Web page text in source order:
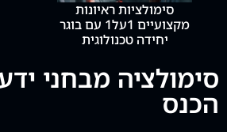
סימולציות ראיונות
מקצועיים 1על1 עם בוגר
יחידה טכנולוגית
סימולציה מבחני
הכנס